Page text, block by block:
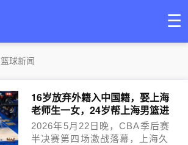
☰
篮球新闻
16岁放弃外籍入中国籍，娶上海
老师生一女，24岁帮上海男篮进
决赛
2026年5月22日晚，CBA季后赛
半决赛第四场激战落幕，上海久